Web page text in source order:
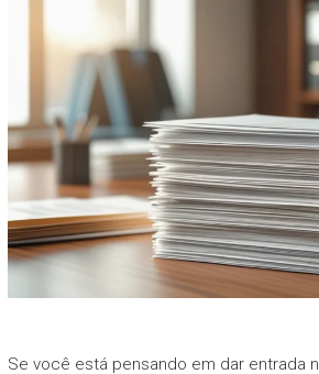
Se você está pensando em dar entrada